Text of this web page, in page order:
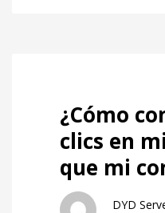
¿Cómo
clics en
que mi
DYD